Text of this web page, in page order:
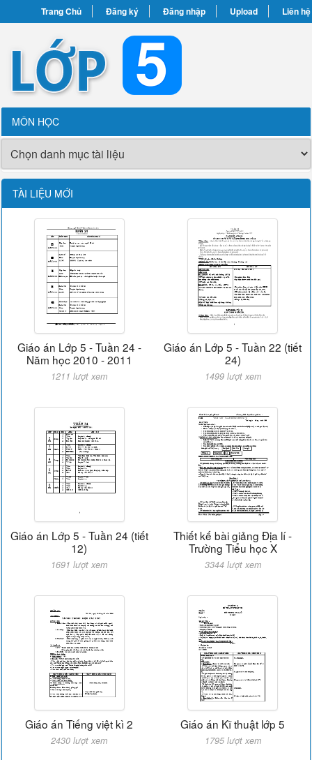
Trang Chủ Đăng ký Đăng nhập Upload Liên hệ
MÔN HỌC
TÀI LIỆU MỚI
Giáo án Lớp 5 - Tuần 24 -
Năm học 2010 - 2011
1211 lượt xem
Giáo án Lớp 5 - Tuần 22 (tiết
24)
1499 lượt xem
Giáo án Lớp 5 - Tuần 24 (tiết
12)
1691 lượt xem
Thiết kế bài giảng Địa lí -
Trường Tiểu học X
3344 lượt xem
Giáo án Tiếng việt kì 2
2430 lượt xem
Giáo án Kĩ thuật lớp 5
1795 lượt xem